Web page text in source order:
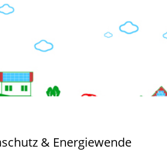
& Energiewende